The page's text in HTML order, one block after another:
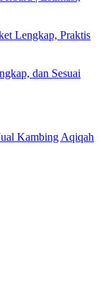
Lengkap, Praktis
dan Sesuai
Kambing Aqiqah